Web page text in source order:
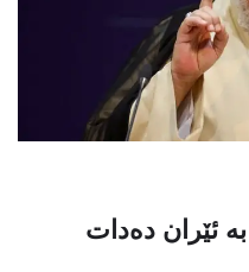
ئێران دەدات